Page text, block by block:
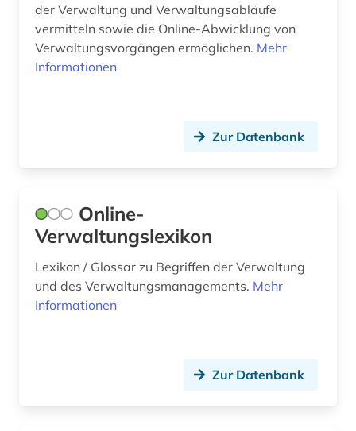
steuerrecht (1)
usa (1)
verkehr (1)
verwaltung (28)
verwaltungswissenschaf (1)
der Verwaltung und Verwaltungsabläufe
vermitteln sowie die Online-Abwicklung von
Verwaltungsvorgängen ermöglichen. Mehr
Informationen
Zur Datenbank
Online-
Verwaltungslexikon
Lexikon / Glossar zu Begriffen der Verwaltung
und des Verwaltungsmanagements. Mehr
Informationen
Zur Datenbank